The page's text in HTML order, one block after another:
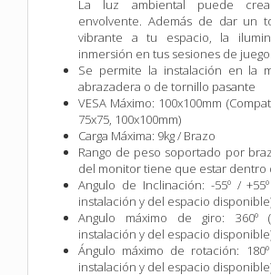
La luz ambiental puede
envolvente. Además de dar un
vibrante a tu espacio, la
inmersión en tus sesiones de juego.
Se permite la instalación en la
abrazadera o de tornillo pasante
VESA Máximo: 100x100mm
75x75, 100x100mm)
Carga Máxima: 9kg / Brazo
Rango de peso soportado por
del monitor tiene que estar dentro
Angulo de Inclinación: -55º /
instalación y del espacio
Angulo máximo de giro: 360º
instalación y del espacio
Ángulo máximo de rotación:
instalación y del espacio